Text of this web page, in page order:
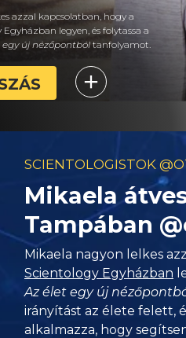
azzal kapcsolatban, hogy a
legyen, és folytassa a
egy új nézőpontból tanfolyamot.
SCIENTOLOGISTOK
Mikaela
Tampában
Mikaela nagyon lelkes
Scientology Egyházban
Az élet egy új
irányítást az élete felett,
alkalmazza, hogy